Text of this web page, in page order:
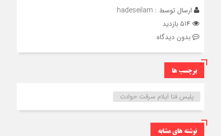
ارسال توسط : hadeseilam
بدون دیدگاه
برچسب ها
پلیس فتا ایلام سرقت حوادث
نوشته های مشابه